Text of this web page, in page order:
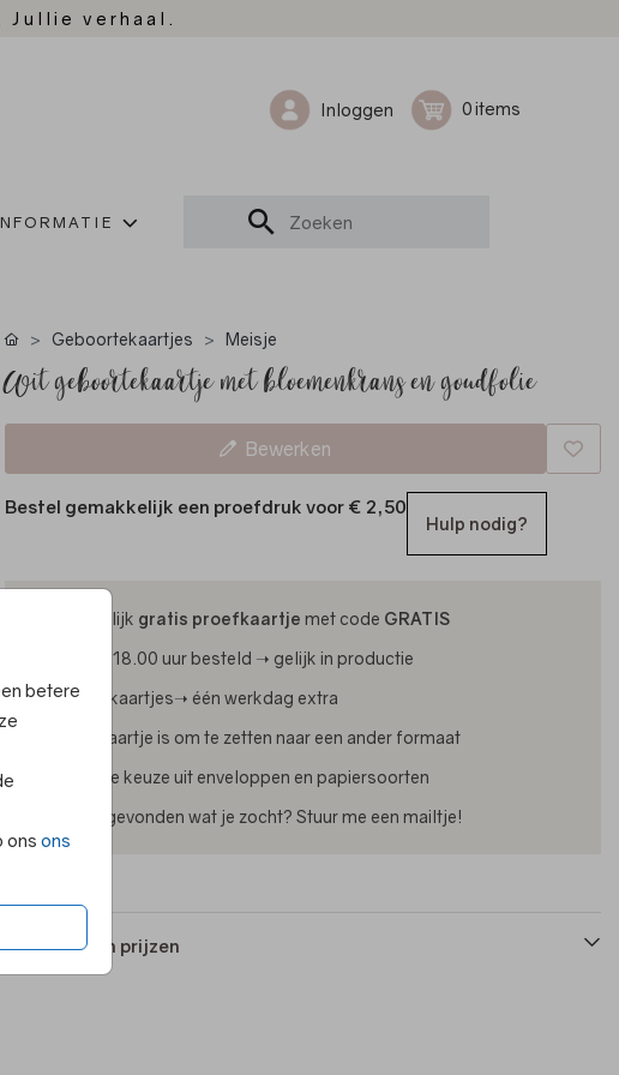
Jullie verhaal.
Inloggen 0
betere
ons ons
Geboortekaartjes Meisje
Wit geboortekaartje met bloemenkrans en goudfolie
Bewerken
Bestel gemakkelijk een proefdruk voor € 2,50
Hulp nodig?
Tijdelijk gratis proefkaartje met code GRATIS
Voor 18.00 uur besteld ➝ gelijk in productie
Foliekaartjes➝ één werkdag extra
Elk kaartje is om te zetten naar een ander formaat
Ruime keuze uit enveloppen en papiersoorten
Niet gevonden wat je zocht? Stuur me een mailtje!
Formaten en prijzen